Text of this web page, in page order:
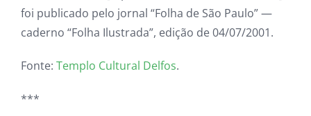
foi publicado pelo jornal “Folha de São Paulo” —
caderno “Folha Ilustrada”, edição de 04/07/2001.
Fonte: Templo Cultural Delfos.
***